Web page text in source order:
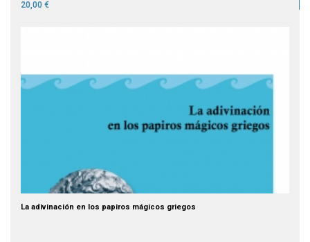
20,00 €
La adivinación en los papiros mágicos griegos